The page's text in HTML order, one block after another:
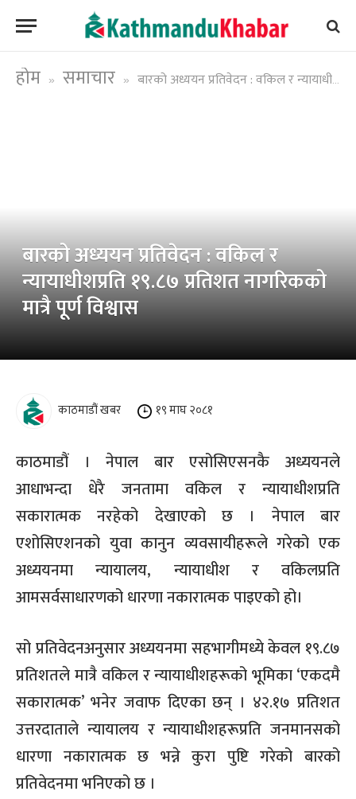
होम » समाचार » बारको अध्ययन प्रतिवेदन : वकिल र न्यायाधीशप्रति १९.८७ प्रतिशत नागरिकको मात्रै पूर्ण विश्वास
बारको अध्ययन प्रतिवेदन : वकिल र
न्यायाधीशप्रति १९.८७ प्रतिशत नागरिकको
मात्रै पूर्ण विश्वास
काठमाडौं खबर १९ माघ २०८१
काठमाडौं । नेपाल बार एसोसिएसनकै अध्ययनले
आधाभन्दा धेरै जनतामा वकिल र न्यायाधीशप्रति
सकारात्मक नरहेको देखाएको छ । नेपाल बार
एशोसिएशनको युवा कानुन व्यवसायीहरूले गरेको एक
अध्ययनमा न्यायालय, न्यायाधीश र वकिलप्रति
आमसर्वसाधारणको धारणा नकारात्मक पाइएको हो।
सो प्रतिवेदनअनुसार अध्ययनमा सहभागीमध्ये केवल १९.८७
प्रतिशतले मात्रै वकिल र न्यायाधीशहरूको भूमिका ‘एकदमै
सकारात्मक’ भनेर जवाफ दिएका छन् । ४२.१७ प्रतिशत
उत्तरदाताले न्यायालय र न्यायाधीशहरूप्रति जनमानसको
धारणा नकारात्मक छ भन्ने कुरा पुष्टि गरेको बारको
प्रतिवेदनमा भनिएको छ ।